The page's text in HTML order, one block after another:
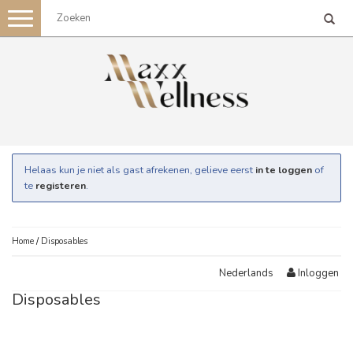
Toggle
navigation
Helaas kun je niet als gast afrekenen, gelieve eerst in te loggen of
te registeren.
Home / Disposables
Nederlands Inloggen
Disposables